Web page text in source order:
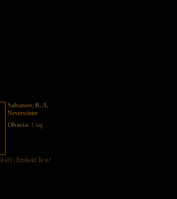
Salvatore, R. A.
Neverwinter
Olvasta: 1 tag
0 (0) | Értékeld Te is!